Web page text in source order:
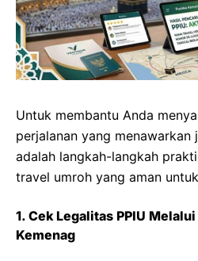
Untuk membantu Anda
perjalanan yang menawarkan
adalah langkah-langkah
travel umroh yang aman
1. Cek Legalitas PPIU
Kemenag